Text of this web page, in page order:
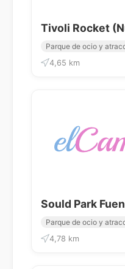
Tivoli Rocket
Parque de ocio y
4,65 km
Sould Park
Parque de ocio y
4,78 km